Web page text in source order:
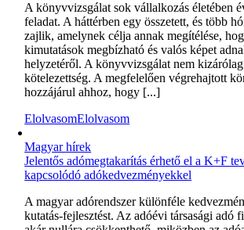
A könyvvizsgálat sok vállalkozás életében
feladat. A háttérben egy összetett, és több
zajlik, amelynek célja annak megítélése,
kimutatások megbízható és valós képet
helyzetéről. A könyvvizsgálat nem
kötelezettség. A megfelelően végrehajtott
hozzájárul ahhoz, hogy [...]
ElolvasomElolvasom
Magyar hírek
Jelentős adómegtakarítás érhető el a K+F
kapcsolódó adókedvezményekkel
A magyar adórendszer különféle
kutatás-fejlesztést. Az adóévi társasági adó